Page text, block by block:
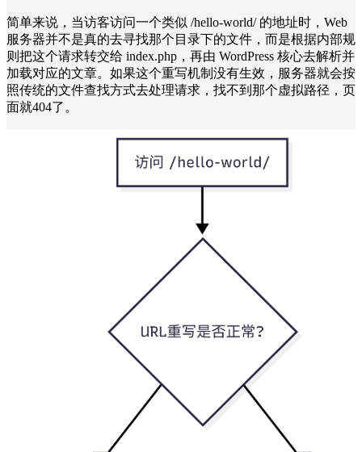
简单来说，当访客访问一个类似 /hello-world/ 的地址时，Web
服务器并不是真的去寻找那个目录下的文件，而是根据内部规
则把这个请求转交给 index.php，再由 WordPress 核心去解析并
加载对应的文章。如果这个重写机制没有生效，服务器就会按
照传统的文件查找方式去处理请求，找不到那个虚拟路径，页
面就404了。